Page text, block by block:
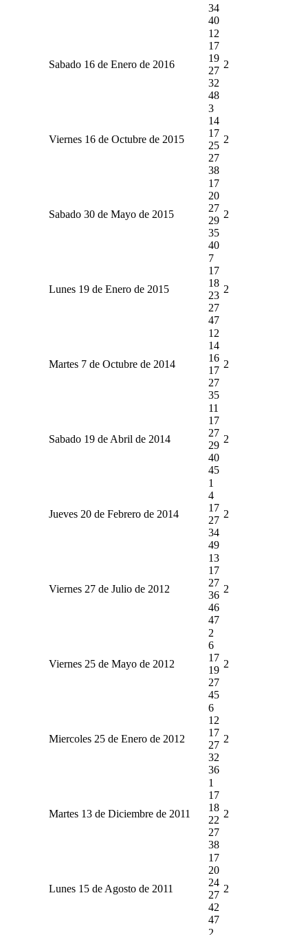
34
40
Sabado 16 de Enero de 2016
12
17
19
27
32
48
2
Viernes 16 de Octubre de 2015
3
14
17
25
27
38
2
Sabado 30 de Mayo de 2015
17
20
27
29
35
40
2
Lunes 19 de Enero de 2015
7
17
18
23
27
47
2
Martes 7 de Octubre de 2014
12
14
16
17
27
35
2
Sabado 19 de Abril de 2014
11
17
27
29
40
45
2
Jueves 20 de Febrero de 2014
1
4
17
27
34
49
2
Viernes 27 de Julio de 2012
13
17
27
36
46
47
2
Viernes 25 de Mayo de 2012
2
6
17
19
27
45
2
Miercoles 25 de Enero de 2012
6
12
17
27
32
36
2
Martes 13 de Diciembre de 2011
1
17
18
22
27
38
2
Lunes 15 de Agosto de 2011
17
20
24
27
42
47
2
2